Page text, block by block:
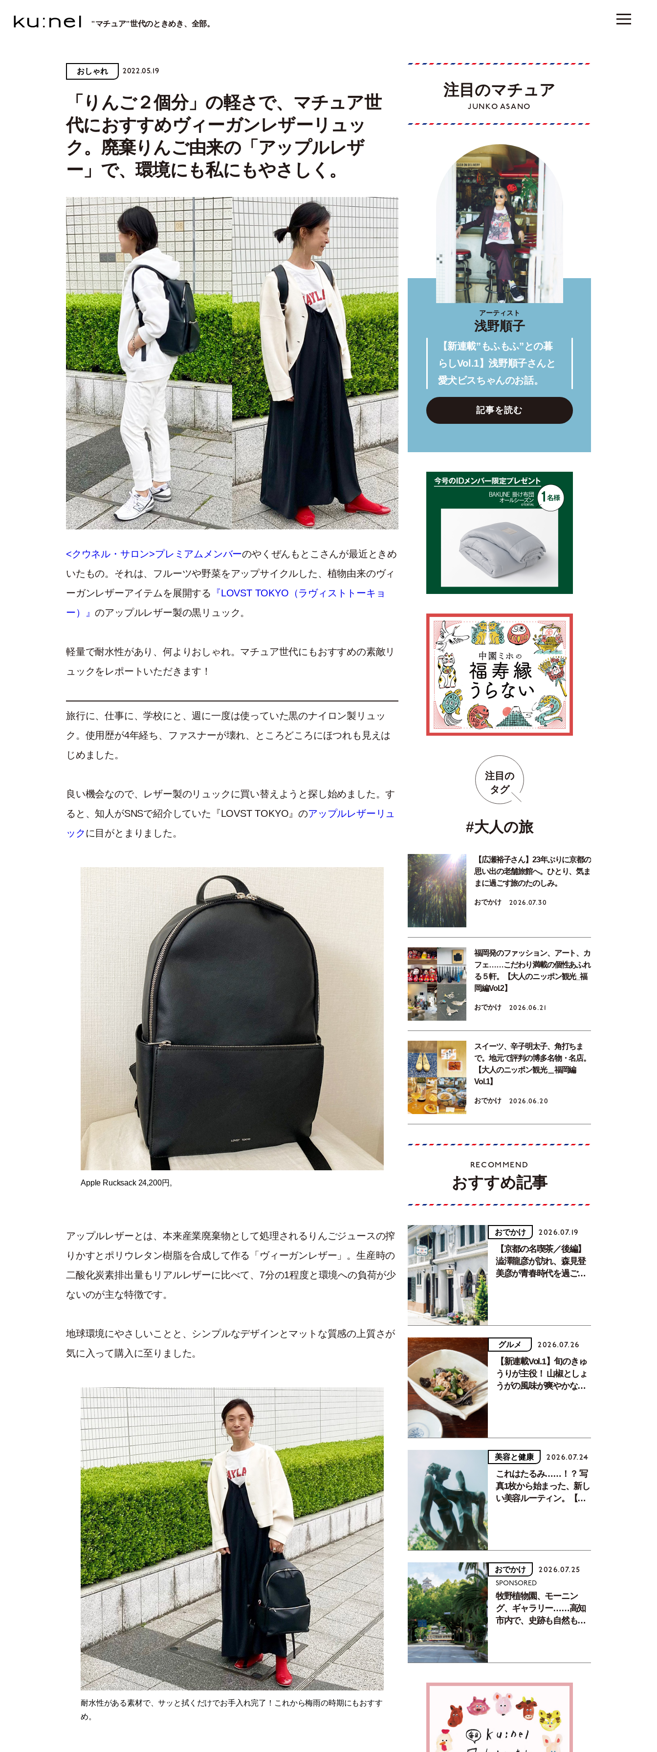
"マチュア"世代のときめき、全部。
おしゃれ 2022.05.19
「りんご２個分」の軽さで、マチュア世
代におすすめヴィーガンレザーリュッ
ク。廃棄りんご由来の「アップルレザ
ー」で、環境にも私にもやさしく。
<クウネル・サロン>プレミアムメンバーのやくぜんもとこさんが最近ときめ
いたもの。それは、フルーツや野菜をアップサイクルした、植物由来のヴィ
ーガンレザーアイテムを展開する 『LOVST TOKYO（ラヴィストトーキョ
ー）』のアップルレザー製の黒リュック。
軽量で耐水性があり、何よりおしゃれ。マチュア世代にもおすすめの素敵リ
ュックをレポートいただきます！
旅行に、仕事に、学校にと、週に一度は使っていた黒のナイロン製リュッ
ク。使用歴が4年経ち、ファスナーが壊れ、ところどころにほつれも見えは
じめました。
良い機会なので、レザー製のリュックに買い替えようと探し始めました。す
ると、知人がSNSで紹介していた『LOVST TOKYO』のアップルレザーリュ
ック に目がとまりました。
Apple Rucksack 24,200円。
アップルレザーとは、本来産業廃棄物として処理されるりんごジュースの搾
りかすとポリウレタン樹脂を合成して作る「ヴィーガンレザー」。生産時の
二酸化炭素排出量もリアルレザーに比べて、7分の1程度と環境への負荷が少
ないのが主な特徴です。
地球環境にやさしいことと、シンプルなデザインとマットな質感の上質さが
気に入って購入に至りました。
耐水性がある素材で、サッと拭くだけでお手入れ完了！これから梅雨の時期にもおすす
め。
注目のマチュア
JUNKO ASANO
アーティスト
浅野順子
【新連載”もふもふ”との暮
らしVol.1】浅野順子さんと
愛犬ビスちゃんのお話。
記事を読む
注目の
タグ
#大人の旅
【広瀬裕子さん】23年ぶりに京都の
思い出の老舗旅館へ。ひとり、気ま
まに過ごす旅のたのしみ。
おでかけ 2026.07.30
福岡発のファッション、アート、カ
フェ……こだわり満載の個性あふれ
る５軒。【大人のニッポン観光_福
岡編Vol.2】
おでかけ 2026.06.21
スイーツ、辛子明太子、角打ちま
で。地元で評判の博多名物・名店。
【大人のニッポン観光＿福岡編
Vol.1】
おでかけ 2026.06.20
RECOMMEND
おすすめ記事
おでかけ 2026.07.19
【京都の名喫茶／後編】
澁澤龍彦が訪れ、森見登
美彦が青春時代を過ごし
グルメ 2026.07.26
【新連載Vol.1】旬のきゅ
うりが主役！ 山椒としょ
うがの風味が爽やかな、
美容と健康 2026.07.24
これはたるみ……！？ 写
真1枚から始まった、新し
い美容ルーティン。【中
おでかけ 2026.07.25
SPONSORED
牧野植物園、モーニン
グ、ギャラリー……高知
市内で、史跡も自然もグ